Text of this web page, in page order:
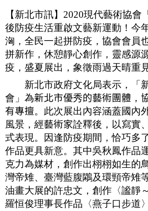
【新北市訊】 2020現代藝術協會
後防疫生活重啟文藝新運動！今
洶，全民一起拼防疫，協會會員
拼新作，休憩靜心創作，靈感源
疫，盛夏展出，象徵雨過天晴重
新北市政府文化局表示，
「
會」 為新北市優秀的藝術團體 ，
有專擅。此次展出內容涵蓋國內
風景，經藝術家詮釋後，以寫實
式表現。因逢防疫期間，恰巧多
作品更具新意。其中吳秋鳳作品
克力為媒材，創作出栩栩如生的
灣帝雉、臺灣藍腹鷴及環頸帝雉
油畫大展的許忠文，創作〈謐靜
羅恒俊理事長作品〈燕子口步道